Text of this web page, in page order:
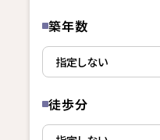
築年数
徒歩分